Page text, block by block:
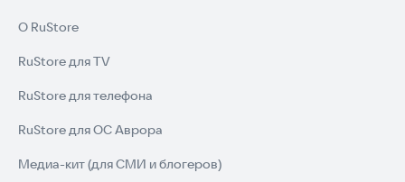
О RuStore
RuStore для TV
RuStore для телефона
RuStore для ОС Аврора
Медиа-кит (для СМИ и блогеров)